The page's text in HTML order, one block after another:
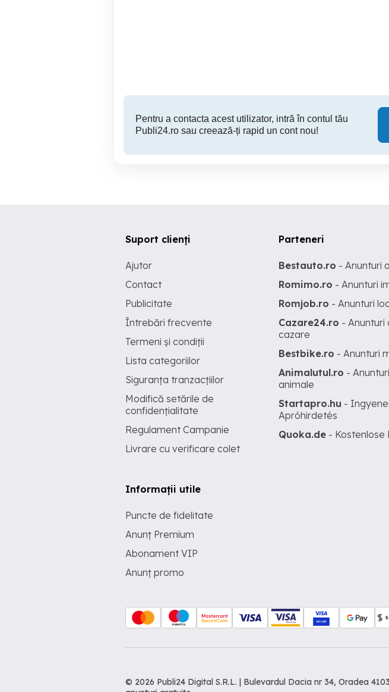
Pentru a contacta acest utilizator, intră în contul tău
Publi24.ro sau creează-ți rapid un cont nou!
Suport clienți
Ajutor
Contact
Publicitate
Întrebări frecvente
Termeni și condiții
Lista categoriilor
Siguranța tranzacțiilor
Modifică setările de
confidențialitate
Regulament Campanie
Livrare cu verificare colet
Informații utile
Puncte de fidelitate
Anunț Premium
Abonament VIP
Anunț promo
Parteneri
Bestauto.ro - Anunturi
Romimo.ro - Anunturi
Romjob.ro - Anunturi
Cazare24.ro - Anunturi
cazare
Bestbike.ro - Anunturi
Animalutul.ro -
animale
Startapro.hu -
Apróhirdetés
Quoka.de - Kostenlose
© 2026 Publi24 Digital S.R.L. | Bulevardul Dacia nr 34, Oradea